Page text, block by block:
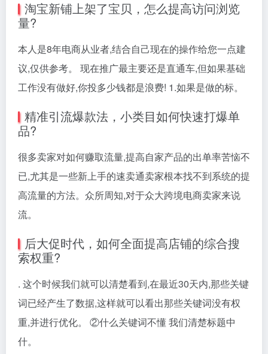
淘宝新铺上架了宝贝，怎么提高访问浏览
量?
本人是8年电商从业者,结合自己现在的操作给您一点建
议,仅供参考。 现在推广最主要还是直通车,但如果基础
工作没有做好,你投多少钱都是浪费! 1.如果是做的标。
精准引流爆款法，小类目如何快速打爆单
品?
很多卖家对如何赚取流量,提高自家产品的出单率苦恼不
已,尤其是一些新上手的速卖通卖家根本找不到系统的提
高流量的方法。众所周知,对于众大跨境电商卖家来说
流。
后大促时代，如何全面提高店铺的综合搜
索权重?
. 这个时候我们就可以清楚看到,在最近30天内,那些关键
词已经产生了数据,这样就可以看出那些关键词没有权
重,并进行优化。 ②什么关键词不懂 我们清楚标题中
什。